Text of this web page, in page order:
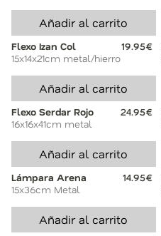
Añadir al carrito
Flexo Izan Col
19.95€
15x14x21cm metal/hierro
Añadir al carrito
Flexo Serdar Rojo
24.95€
16x16x41cm metal
Añadir al carrito
Lámpara Arena
14.95€
15x36cm Metal
Añadir al carrito